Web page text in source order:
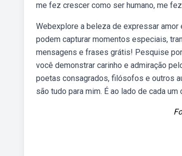
me fez crescer como ser humano, me
Webexplore a beleza de expressar
podem capturar momentos especiais,
mensagens e frases grátis! Pesquise
você demonstrar carinho e admiração
poetas consagrados, filósofos e outros
são tudo para mim. É ao lado de cada